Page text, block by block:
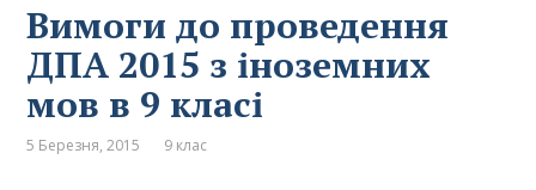
Вимоги до проведення
ДПА 2015 з іноземних
мов в 9 класі
5 Березня, 2015 9 клас